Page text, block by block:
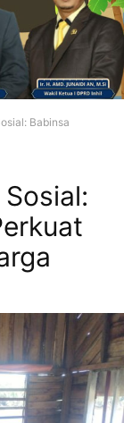
Babinsa